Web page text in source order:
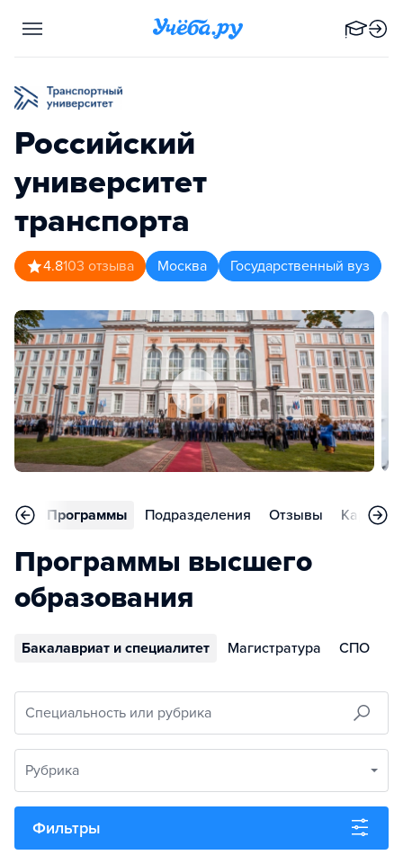
Российский
университет
транспорта
4.8103 отзыва Москва Государственный вуз
Программы Подразделения Отзывы Карьера
Программы высшего
образования
Бакалавриат и специалитет Магистратура СПО
Специальность или рубрика
Рубрика
Фильтры